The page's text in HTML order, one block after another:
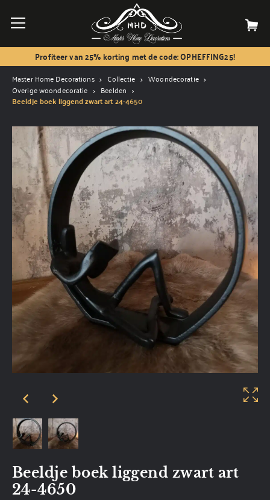
Profiteer van 25% korting met de code: OPHEFFING25!
Master Home Decorations Collectie
Woondecoratie
Overige woondecoratie
Beelden
Beeldje boek liggend zwart art 24-4650
Beeldje boek liggend zwart art
24-4650